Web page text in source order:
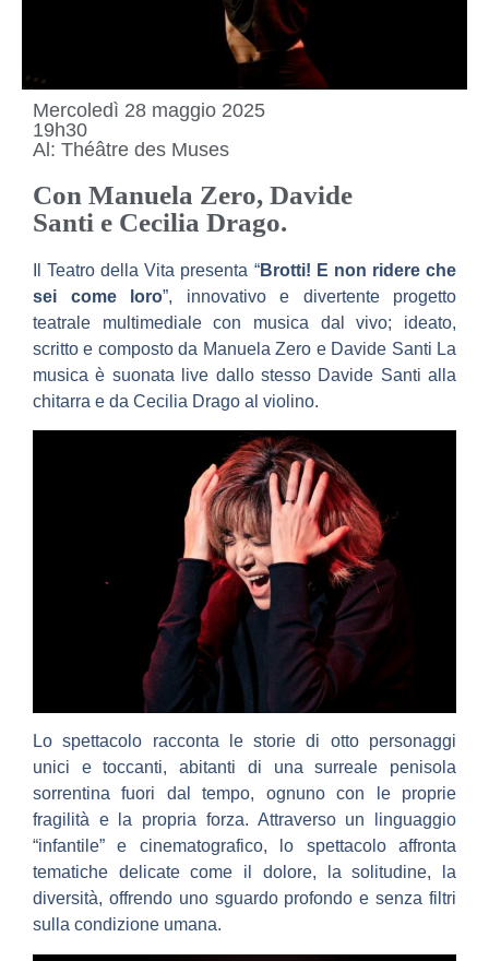
Mercoledì 28 maggio 2025
19h30
Al: Théâtre des Muses
Con Manuela Zero, Davide
Santi e Cecilia Drago.
Il Teatro della Vita presenta “Brotti! E non ridere che
sei come loro”, innovativo e divertente progetto
teatrale multimediale con musica dal vivo; ideato,
scritto e composto da Manuela Zero e Davide Santi La
musica è suonata live dallo stesso Davide Santi alla
chitarra e da Cecilia Drago al violino.
Lo spettacolo racconta le storie di otto personaggi
unici e toccanti, abitanti di una surreale penisola
sorrentina fuori dal tempo, ognuno con le proprie
fragilità e la propria forza. Attraverso un linguaggio
“infantile” e cinematografico, lo spettacolo affronta
tematiche delicate come il dolore, la solitudine, la
diversità, offrendo uno sguardo profondo e senza filtri
sulla condizione umana.